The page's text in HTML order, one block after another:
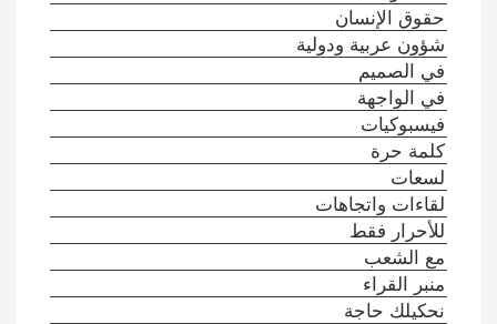
حقوق الإنسان
شؤون عربية ودولية
في الصميم
في الواجهة
فيسبوكيات
كلمة حرة
لسعات
لقاءات واتجاهات
للأحرار فقط
مع الشعب
منبر القراء
نحكيلك حاجة